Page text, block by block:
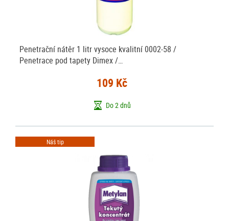
Penetrační nátěr 1 litr vysoce kvalitní 0002-58 /
Penetrace pod tapety Dimex /…
109 Kč
Do 2 dnů
Náš tip